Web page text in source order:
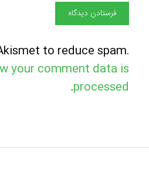
to reduce spam.
your comment data is
processed
.